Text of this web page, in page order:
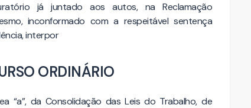
já juntado aos autos, na Reclamação
inconformado com a respeitável sentença
interpor
ORDINÁRIO
“a”, da Consolidação das Leis do Trabalho, de